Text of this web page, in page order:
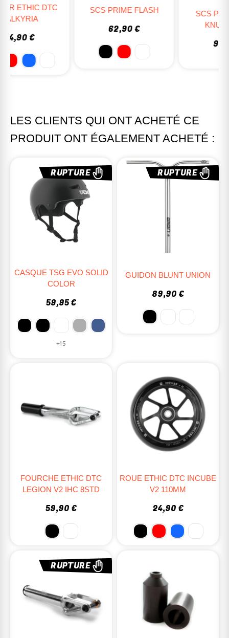
SCS PRIME FLASH
SCS PROTO FULL
LES CLIENTS QUI ONT ACHETÉ CE
PRODUIT ONT ÉGALEMENT ACHETÉ :
RUPTURE
CASQUE TSG EVO SOLID
COLOR
59,95 €
+15
RUPTURE
GUIDON BLUNT UNION
89,90 €
FOURCHE ETHIC DTC
LEGION V2 IHC 8STD
59,90 €
ROUE ETHIC DTC INCUBE
V2 110MM
24,90 €
RUPTURE